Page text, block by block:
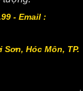
- Email :
Hóc Môn, TP.